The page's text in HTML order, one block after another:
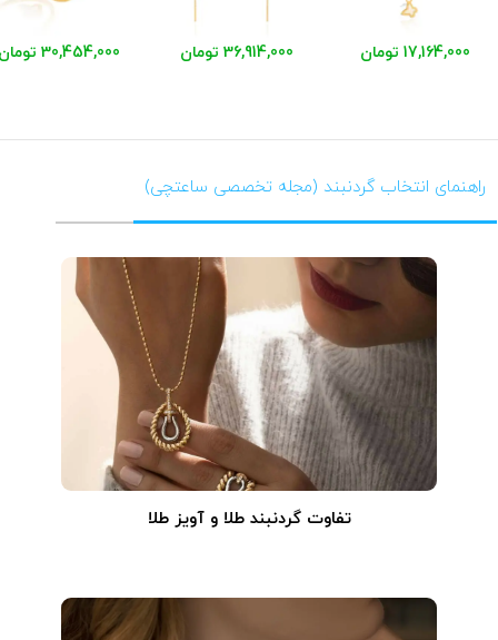
17,164,000 تومان 36,914,000 تومان 30,454,000 تومان
راهنمای انتخاب گردنبند (مجله تخصصی ساعتچی)
تفاوت گردنبند طلا و آویز طلا